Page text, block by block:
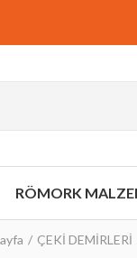
RÖMORK
ÇEKİ DEMİRLERİ